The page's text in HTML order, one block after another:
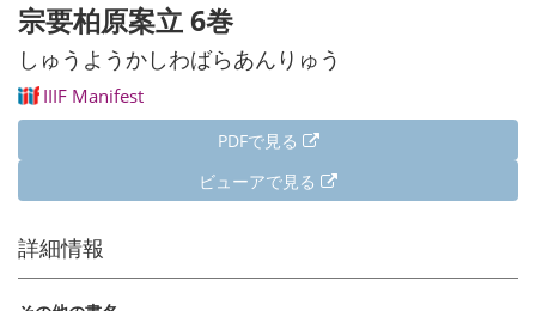
送
り
ト
ペ
ー
宗要柏原案立 6巻
しゅうようかしわばらあんりゅう
IIIF Manifest
PDFで見る
ビューアで見る
詳細情報